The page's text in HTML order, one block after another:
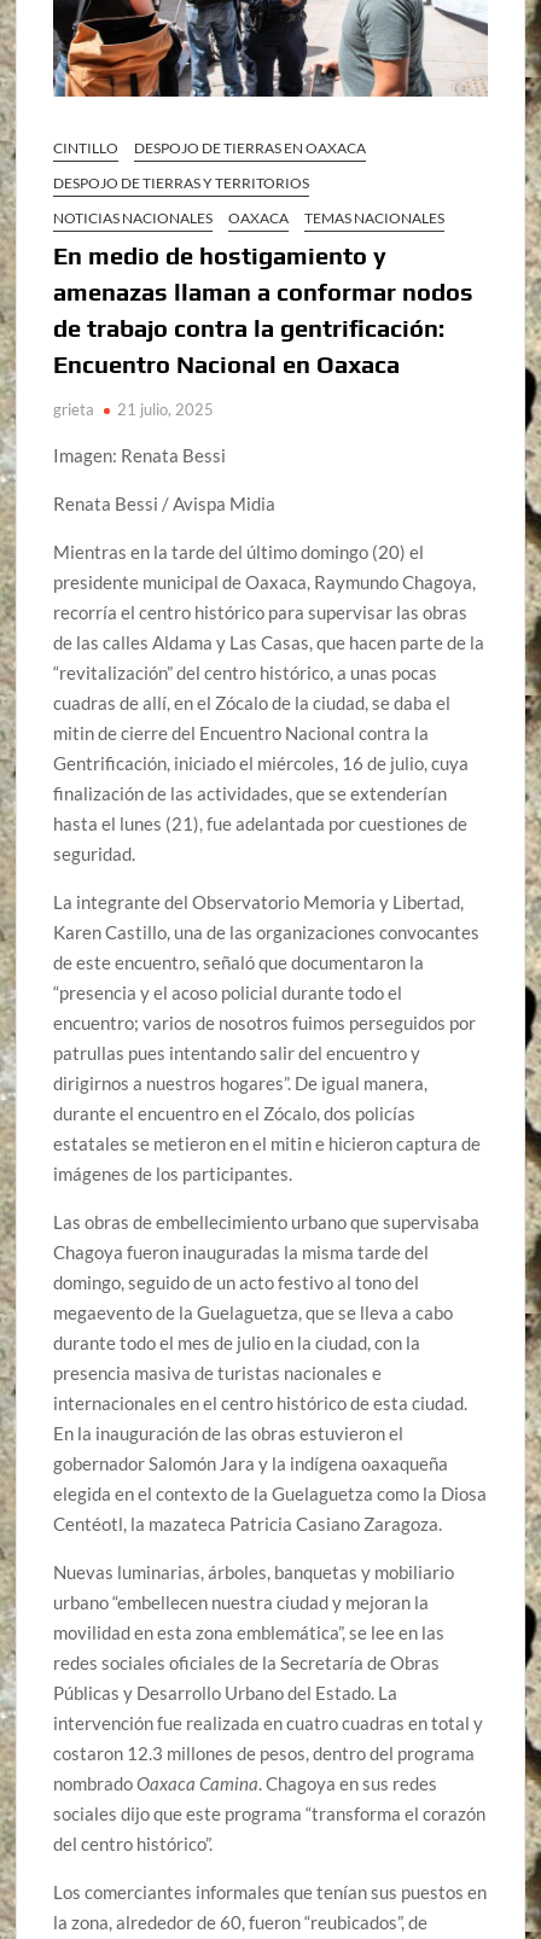
CINTILLO
DESPOJO DE TIERRAS EN OAXACA
DESPOJO DE TIERRAS Y TERRITORIOS
NOTICIAS NACIONALES
OAXACA TEMAS NACIONALES
En medio de hostigamiento y
amenazas llaman a conformar nodos
de trabajo contra la gentrificación:
Encuentro Nacional en Oaxaca
grieta 21 julio, 2025
Imagen: Renata Bessi
Renata Bessi / Avispa Midia
Mientras en la tarde del último domingo (20) el
presidente municipal de Oaxaca, Raymundo Chagoya,
recorría el centro histórico para supervisar las obras
de las calles Aldama y Las Casas, que hacen parte de la
“revitalización” del centro histórico, a unas pocas
cuadras de allí, en el Zócalo de la ciudad, se daba el
mitin de cierre del Encuentro Nacional contra la
Gentrificación, iniciado el miércoles, 16 de julio, cuya
finalización de las actividades, que se extenderían
hasta el lunes (21), fue adelantada por cuestiones de
seguridad.
La integrante del Observatorio Memoria y Libertad,
Karen Castillo, una de las organizaciones convocantes
de este encuentro, señaló que documentaron la
“presencia y el acoso policial durante todo el
encuentro; varios de nosotros fuimos perseguidos por
patrullas pues intentando salir del encuentro y
dirigirnos a nuestros hogares”. De igual manera,
durante el encuentro en el Zócalo, dos policías
estatales se metieron en el mitin e hicieron captura de
imágenes de los participantes.
Las obras de embellecimiento urbano que supervisaba
Chagoya fueron inauguradas la misma tarde del
domingo, seguido de un acto festivo al tono del
megaevento de la Guelaguetza, que se lleva a cabo
durante todo el mes de julio en la ciudad, con la
presencia masiva de turistas nacionales e
internacionales en el centro histórico de esta ciudad.
En la inauguración de las obras estuvieron el
gobernador Salomón Jara y la indígena oaxaqueña
elegida en el contexto de la Guelaguetza como la Diosa
Centéotl, la mazateca Patricia Casiano Zaragoza.
Nuevas luminarias, árboles, banquetas y mobiliario
urbano “embellecen nuestra ciudad y mejoran la
movilidad en esta zona emblemática”, se lee en las
redes sociales oficiales de la Secretaría de Obras
Públicas y Desarrollo Urbano del Estado. La
intervención fue realizada en cuatro cuadras en total y
costaron 12.3 millones de pesos, dentro del programa
nombradoOaxaca Camina . Chagoya en sus redes
sociales dijo que este programa “transforma el corazón
del centro histórico”.
Los comerciantes informales que tenían sus puestos en
la zona, alrededor de 60, fueron “reubicados”, de